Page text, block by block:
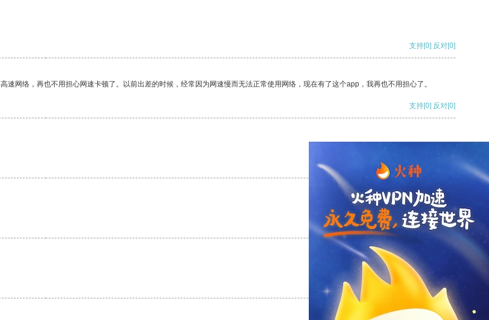
支持[0] 反对[0]
网络，再也不用担心网速卡顿了。以前出差的时候，经常因为网速慢而无法正常使用网络，现在有了这个app，我再也不用担心了。
支持[0] 反对[0]
支持
支持[0] 反对[0]
支持[0] 反对[0]